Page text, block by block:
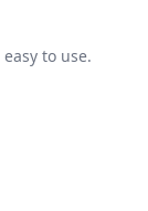
to use.